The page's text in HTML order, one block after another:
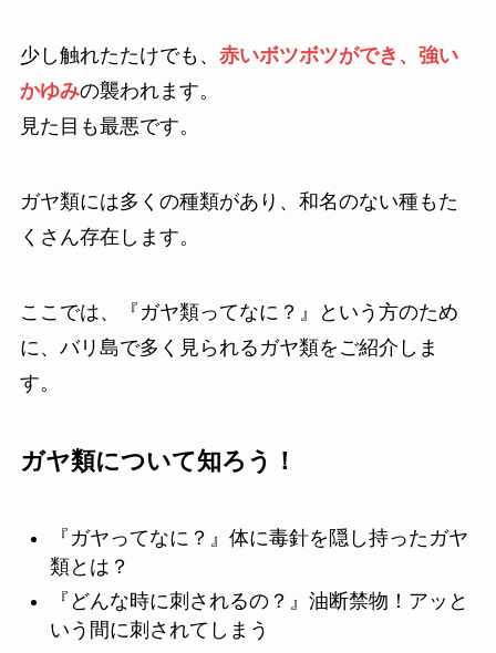
少し触れたたけでも、 赤いボツボツができ、強い
かゆみの襲われます。
見た目も最悪です。
ガヤ類には多くの種類があり、和名のない種もた
くさん存在します。
ここでは、『ガヤ類ってなに？』という方のため
に、バリ島で多く見られるガヤ類をご紹介しま
す。
ガヤ類について知ろう！
『ガヤってなに？』体に毒針を隠し持ったガヤ
類とは？
『どんな時に刺されるの？』油断禁物！アッと
いう間に刺されてしまう